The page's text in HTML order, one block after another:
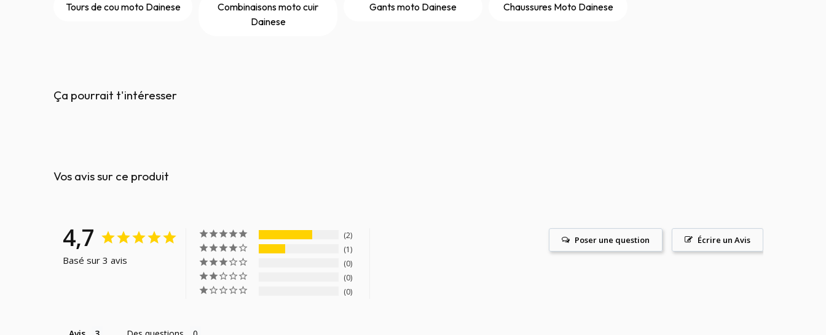
Tours de cou moto Dainese
Combinaisons moto cuir
Dainese
Gants moto Dainese Chaussures Moto Dainese
Ça pourrait t'intéresser
Vos avis sur ce produit
4,7
Basé sur 3 avis
2
1
0
0
0
Écrire un Avis
Poser une question